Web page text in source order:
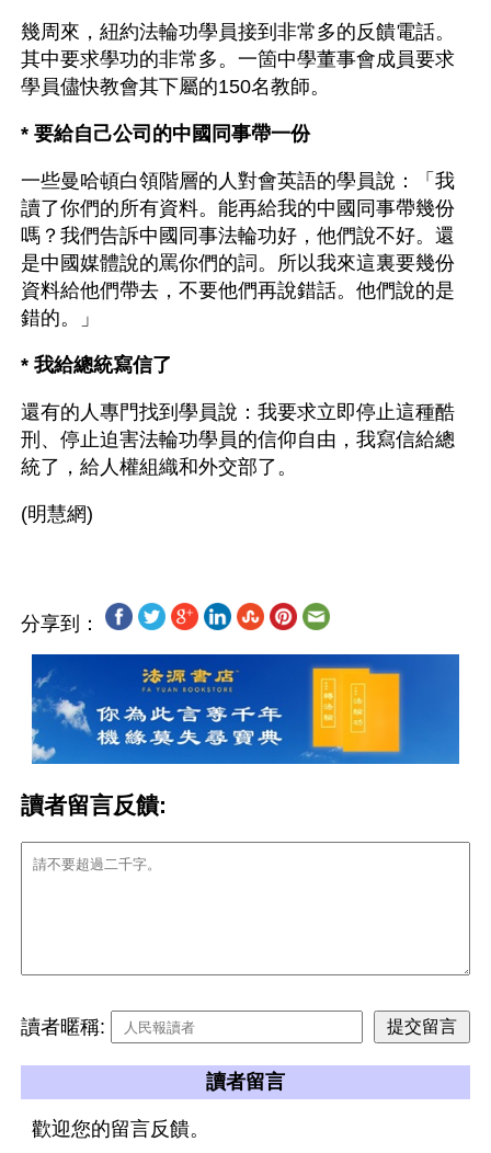
幾周來，紐約法輪功學員接到非常多的反饋電話。
其中要求學功的非常多。一箇中學董事會成員要求
學員儘快教會其下屬的150名教師。
* 要給自己公司的中國同事帶一份
一些曼哈頓白領階層的人對會英語的學員說：「我
讀了你們的所有資料。能再給我的中國同事帶幾份
嗎？我們告訴中國同事法輪功好，他們說不好。還
是中國媒體說的罵你們的詞。所以我來這裏要幾份
資料給他們帶去，不要他們再說錯話。他們說的是
錯的。」
* 我給總統寫信了
還有的人專門找到學員說：我要求立即停止這種酷
刑、停止迫害法輪功學員的信仰自由，我寫信給總
統了，給人權組織和外交部了。
分享到：
讀者留言反饋:
讀者暱稱:
讀者留言
歡迎您的留言反饋。